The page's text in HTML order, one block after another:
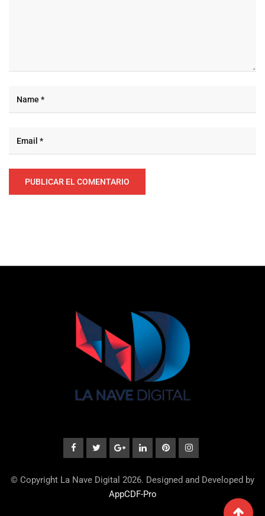
© Copyright La Nave Digital 2026. Designed and Developed by
AppCDF-Pro